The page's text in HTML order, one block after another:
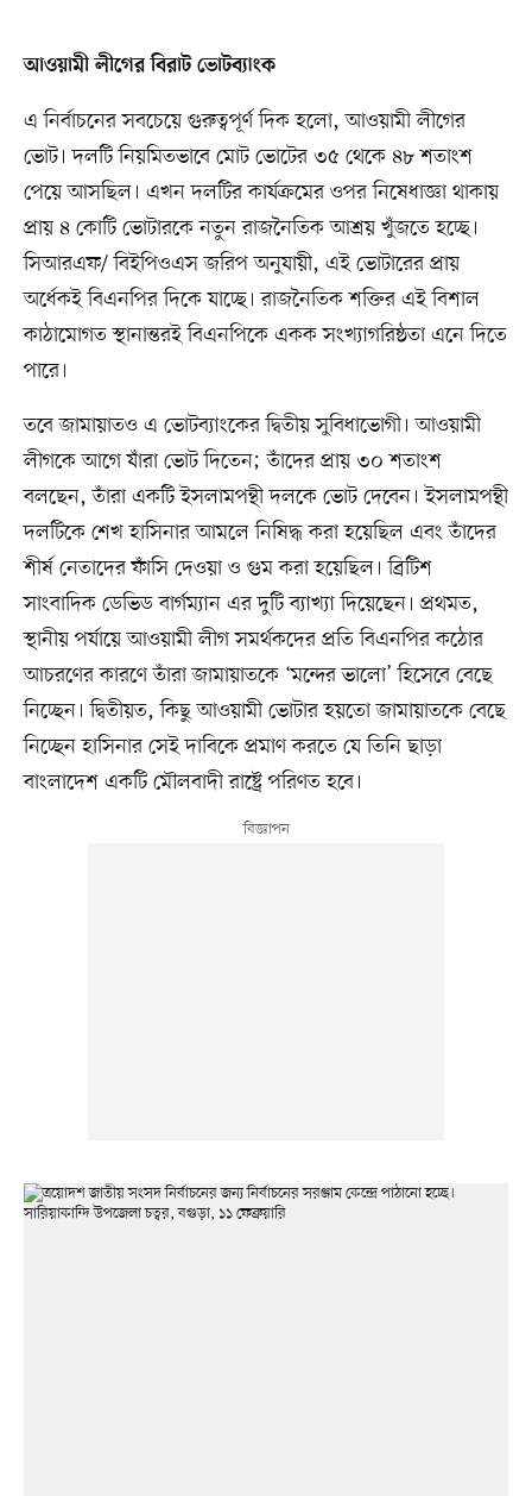
আওয়ামী লীগের বিরাট ভোটব্যাংক
এ নির্বাচনের সবচেয়ে গুরুত্বপূর্ণ দিক হলো, আওয়ামী লীগের
ভোট। দলটি নিয়মিতভাবে মোট ভোটের ৩৫ থেকে ৪৮ শতাংশ
পেয়ে আসছিল। এখন দলটির কার্যক্রমের ওপর নিষেধাজ্ঞা থাকায়
প্রায় ৪ কোটি ভোটারকে নতুন রাজনৈতিক আশ্রয় খুঁজতে হচ্ছে।
সিআরএফ/ বিইপিওএস জরিপ অনুযায়ী, এই ভোটারের প্রায়
অর্ধেকই বিএনপির দিকে যাচ্ছে। রাজনৈতিক শক্তির এই বিশাল
কাঠামোগত স্থানান্তরই বিএনপিকে একক সংখ্যাগরিষ্ঠতা এনে দিতে
পারে।
তবে জামায়াতও এ ভোটব্যাংকের দ্বিতীয় সুবিধাভোগী। আওয়ামী
লীগকে আগে যাঁরা ভোট দিতেন; তাঁদের প্রায় ৩০ শতাংশ
বলছেন, তাঁরা একটি ইসলামপন্থী দলকে ভোট দেবেন। ইসলামপন্থী
দলটিকে শেখ হাসিনার আমলে নিষিদ্ধ করা হয়েছিল এবং তাঁদের
শীর্ষ নেতাদের ফাঁসি দেওয়া ও গুম করা হয়েছিল। ব্রিটিশ
সাংবাদিক ডেভিড বার্গম্যান এর দুটি ব্যাখ্যা দিয়েছেন। প্রথমত,
স্থানীয় পর্যায়ে আওয়ামী লীগ সমর্থকদের প্রতি বিএনপির কঠোর
আচরণের কারণে তাঁরা জামায়াতকে ‘মন্দের ভালো’ হিসেবে বেছে
নিচ্ছেন। দ্বিতীয়ত, কিছু আওয়ামী ভোটার হয়তো জামায়াতকে বেছে
নিচ্ছেন হাসিনার সেই দাবিকে প্রমাণ করতে যে তিনি ছাড়া
বাংলাদেশ একটি মৌলবাদী রাষ্ট্রে পরিণত হবে।